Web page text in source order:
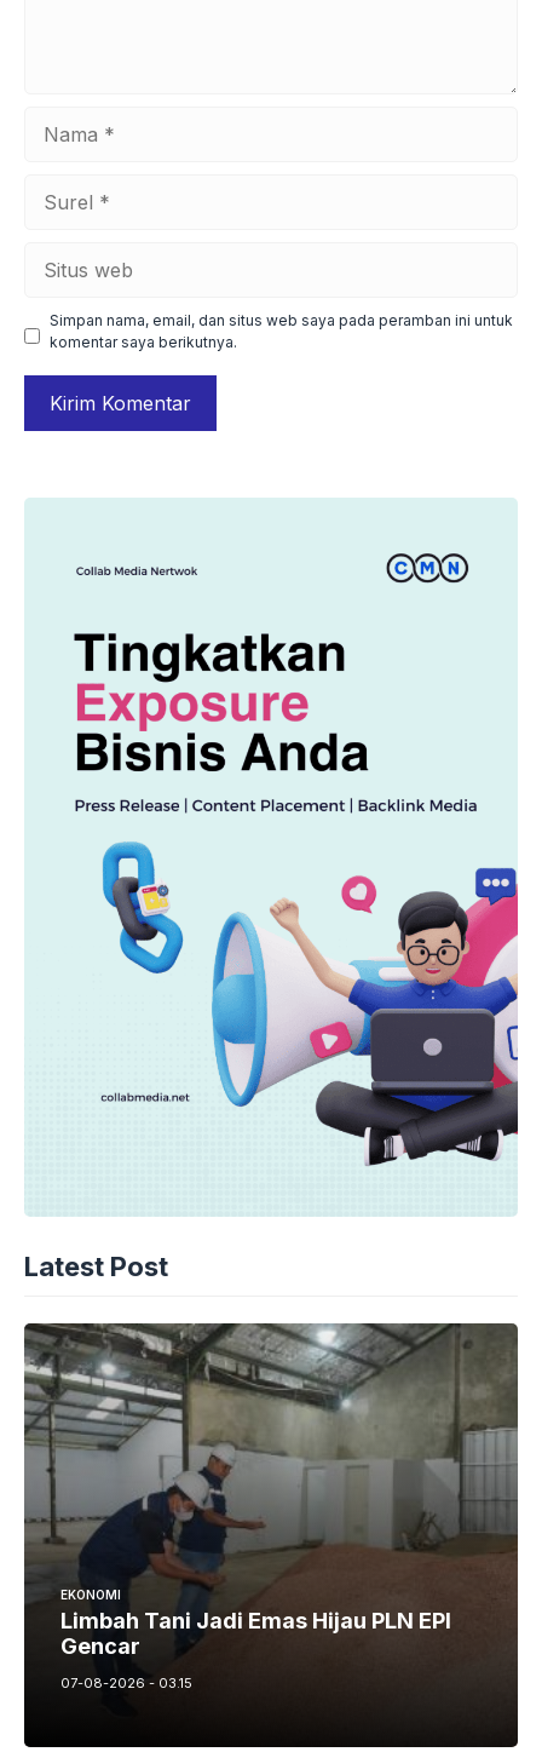
Simpan nama, email, dan situs web saya pada peramban ini untuk
komentar saya berikutnya.
Latest Post
EKONOMI
Limbah Tani Jadi Emas Hijau PLN EPI
Gencar
07-08-2026 - 03.15